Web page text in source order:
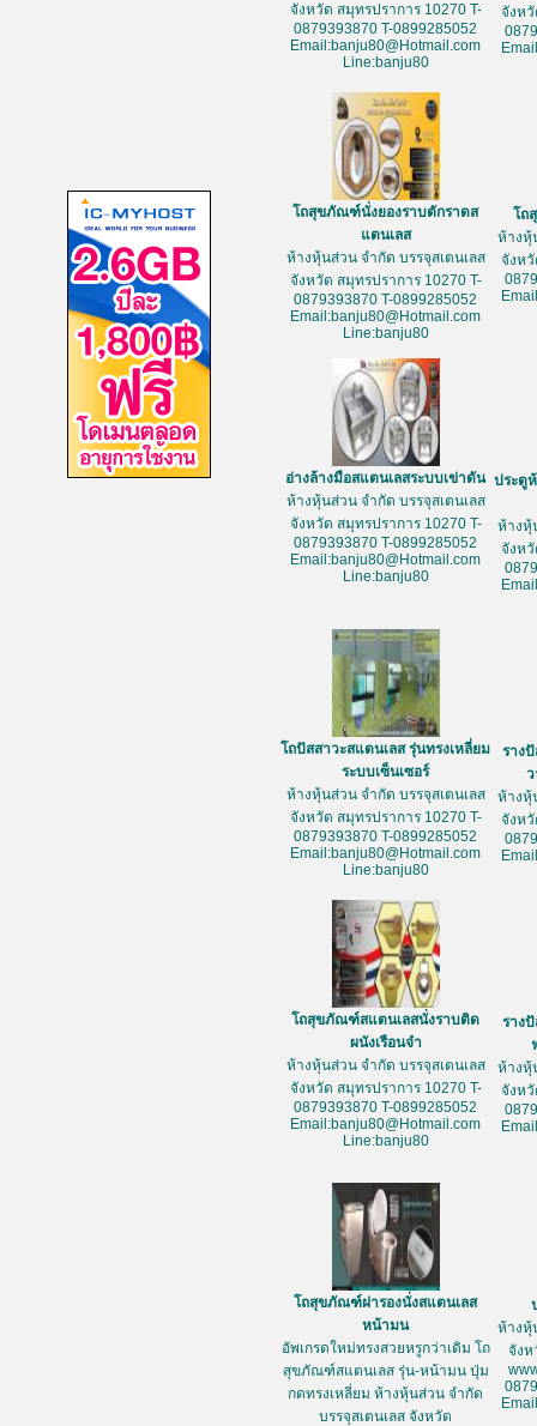
จังหวัด สมุทรปราการ 10270 T-
0879393870 T-0899285052
Email:banju80@Hotmail.com
Line:banju80
จังห
โถสุขภัณฑ์นั่งยองราบตักราดส
แตนเลส
ห้างหุ้นส่วน จำกัด บรรจุสเตนเลส
จังหวัด สมุทรปราการ 10270 T-
0879393870 T-0899285052
Email:banju80@Hotmail.com
Line:banju80
โถ
ห้างหุ้
จังห
อ่างล้างมือสแตนเลสระบบเข่าดัน
ห้างหุ้นส่วน จำกัด บรรจุสเตนเลส
จังหวัด สมุทรปราการ 10270 T-
0879393870 T-0899285052
Email:banju80@Hotmail.com
Line:banju80
ประตู
ห้างหุ้
จังห
โถปัสสาวะสแตนเลส รุ่นทรงเหลี่ยม
ระบบเซ็นเซอร์
ห้างหุ้นส่วน จำกัด บรรจุสเตนเลส
จังหวัด สมุทรปราการ 10270 T-
0879393870 T-0899285052
Email:banju80@Hotmail.com
Line:banju80
ราง
ห้างหุ้
จังห
โถสุขภัณฑ์สแตนเลสนั่งราบติด
ผนังเรือนจำ
ห้างหุ้นส่วน จำกัด บรรจุสเตนเลส
จังหวัด สมุทรปราการ 10270 T-
0879393870 T-0899285052
Email:banju80@Hotmail.com
Line:banju80
ราง
ห้างหุ้
จังห
โถสุขภัณฑ์ฝารองนั่งสแตนเลส
หน้ามน
อัพเกรดใหม่ทรงสวยหรูกว่าเดิม โถ
สุขภัณฑ์สแตนเลส รุ่น-หน้ามน ปุ่ม
กดทรงเหลี่ยม ห้างหุ้นส่วน จำกัด
บรรจุสเตนเลส จังหวัด
ห้างหุ้
จังห